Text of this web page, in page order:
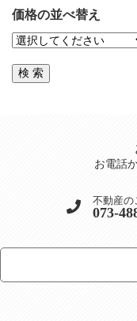
価格の並べ替え
お電話
不動産の
073-